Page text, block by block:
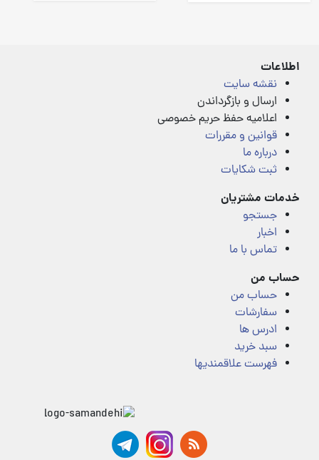
اطلاعات
نقشه سایت
ارسال و بازگرداندن
اعلامیه حفظ حریم خصوصی
قوانین و مقررات
درباره ما
ثبت شکایات
خدمات مشتریان
جستجو
اخبار
تماس با ما
حساب من
حساب من
سفارشات
ادرس ها
سبد خرید
فهرست علاقمندیها